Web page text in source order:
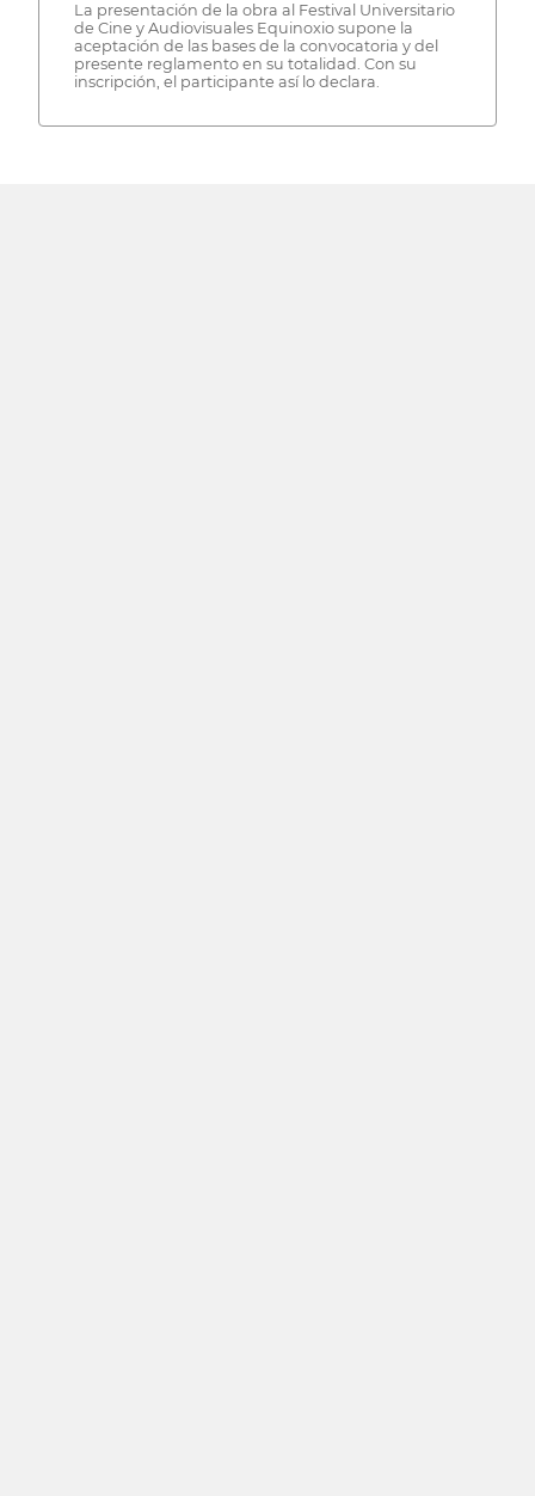
La presentación de la obra al Festival Universitario
de Cine y Audiovisuales Equinoxio supone la
aceptación de las bases de la convocatoria y del
presente reglamento en su totalidad. Con su
inscripción, el participante así lo declara.